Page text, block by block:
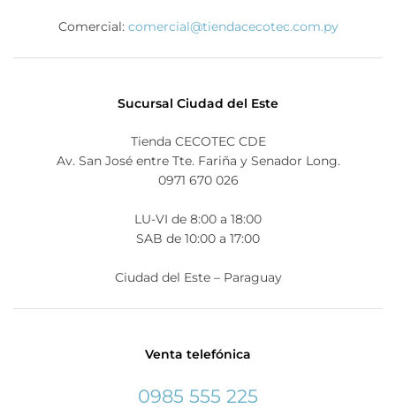
Comercial: comercial@tiendacecotec.com.py
Sucursal Ciudad del Este
Tienda CECOTEC CDE
Av. San José entre Tte. Fariña y Senador Long.
0971 670 026
LU-VI de 8:00 a 18:00
SAB de 10:00 a 17:00
Ciudad del Este – Paraguay
Venta telefónica
0985 555 225